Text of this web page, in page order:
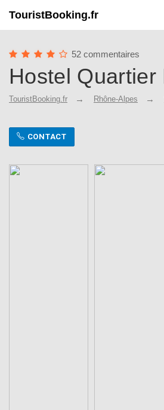
TouristBooking.fr
52 commentaires
Hostel Quartier
TouristBooking.fr Rhône-Alpes
CONTACT